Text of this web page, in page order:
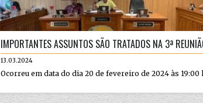
IMPORTANTES ASSUNTOS SÃO TRATADOS NA 3ª
13.03.2024
Ocorreu em data do dia 20 de fevereiro de 2024 às